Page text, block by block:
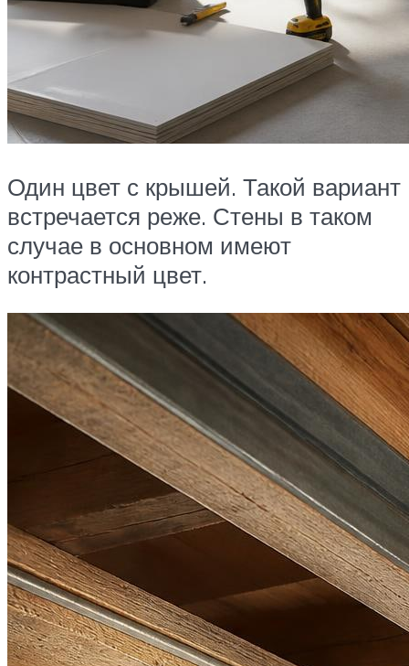
Один цвет с крышей. Такой вариант
встречается реже. Стены в таком
случае в основном имеют
контрастный цвет.